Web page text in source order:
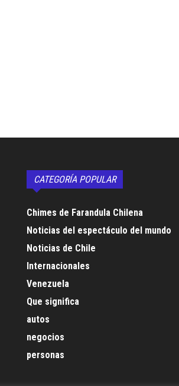
CATEGORÍA POPULAR
Chimes de Farandula Chilena
Noticias del espectáculo del mundo
Noticias de Chile
Internacionales
Venezuela
Que significa
autos
negocios
personas